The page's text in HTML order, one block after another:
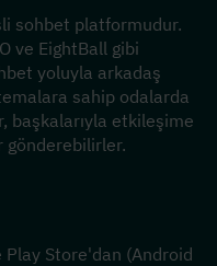
sohbet platformudur.
ve EightBall gibi
yoluyla arkadaş
sahip odalarda
başkalarıyla etkileşime
gönderebilirler.
Play Store'dan (Android